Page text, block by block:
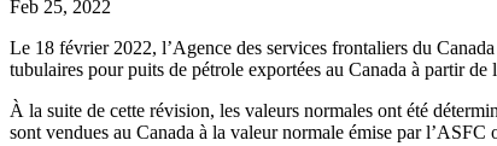
Feb 25, 2022
Le 18 février 2022, l’Agence des services frontaliers du
tubulaires pour puits de pétrole exportées au Canada à partir
À la suite de cette révision, les valeurs normales ont été
sont vendues au Canada à la valeur normale émise par l’ASFC